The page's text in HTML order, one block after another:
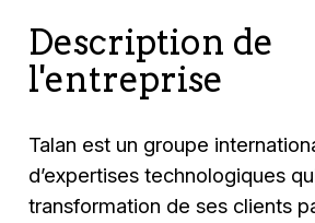
Description de
l'entreprise
Talan est un groupe
d’expertises technologiques
transformation de ses clients